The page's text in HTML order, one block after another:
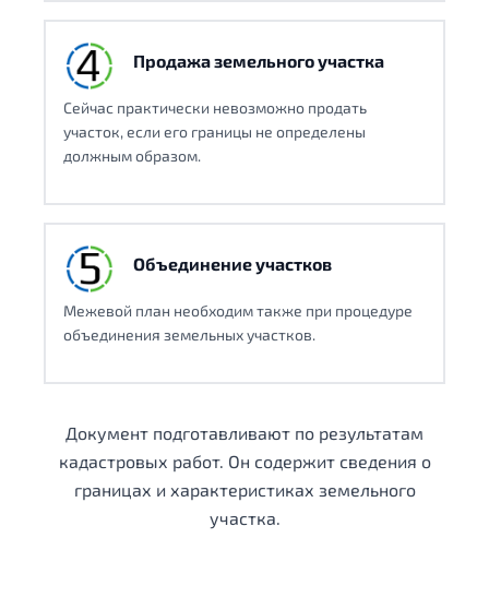
Продажа земельного участка
Сейчас практически невозможно продать
участок, если его границы не определены
должным образом.
Объединение участков
Межевой план необходим также при процедуре
объединения земельных участков.
Документ подготавливают по результатам
кадастровых работ. Он содержит сведения о
границах и характеристиках земельного
участка.